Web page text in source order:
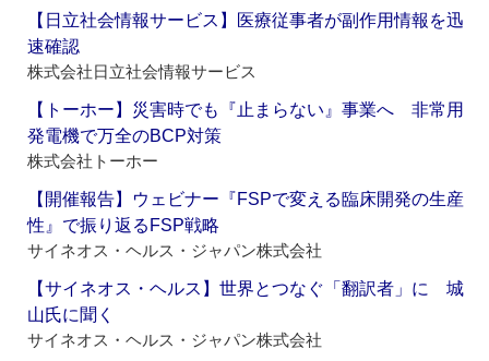
【日立社会情報サービス】医療従事者が副作用情報を迅
速確認
株式会社日立社会情報サービス
【トーホー】災害時でも『止まらない』事業へ 非常用
発電機で万全のBCP対策
株式会社トーホー
【開催報告】ウェビナー『FSPで変える臨床開発の生産
性』で振り返るFSP戦略
サイネオス・ヘルス・ジャパン株式会社
【サイネオス・ヘルス】世界とつなぐ「翻訳者」に 城
山氏に聞く
サイネオス・ヘルス・ジャパン株式会社